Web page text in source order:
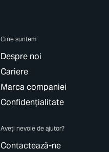
Cine suntem
Despre noi
Cariere
Marca companiei
Confidențialitate
Aveți nevoie de ajutor?
Contactează-ne